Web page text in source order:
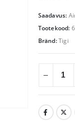
Saadavus:
Tootekood:
Bränd:Tigi